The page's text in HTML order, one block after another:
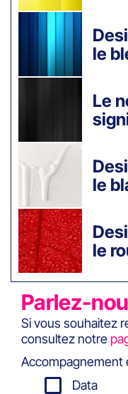
le
Le
le
le
Parlez-
Si vous souhaitez
consultez notre
Accompagnement
Data